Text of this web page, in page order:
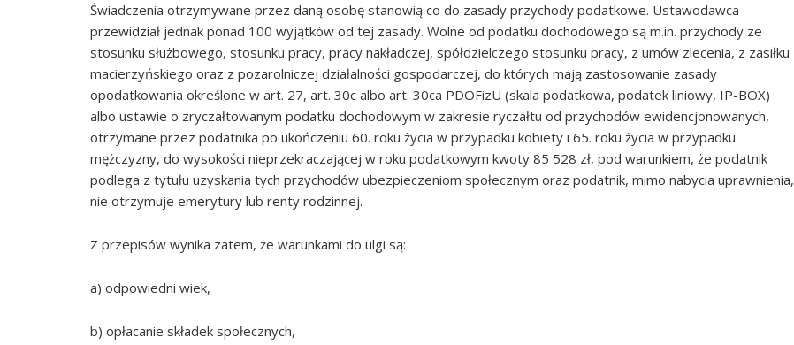
Świadczenia otrzymywane przez daną osobę stanowią co do zasady przychody podatkowe. Ustawodawca
przewidział jednak ponad 100 wyjątków od tej zasady. Wolne od podatku dochodowego są m.in. przychody ze
stosunku służbowego, stosunku pracy, pracy nakładczej, spółdzielczego stosunku pracy, z umów zlecenia, z zasiłku
macierzyńskiego oraz z pozarolniczej działalności gospodarczej, do których mają zastosowanie zasady
opodatkowania określone w art. 27, art. 30c albo art. 30ca PDOFizU (skala podatkowa, podatek liniowy, IP-BOX)
albo ustawie o zryczałtowanym podatku dochodowym w zakresie ryczałtu od przychodów ewidencjonowanych,
otrzymane przez podatnika po ukończeniu 60. roku życia w przypadku kobiety i 65. roku życia w przypadku
mężczyzny, do wysokości nieprzekraczającej w roku podatkowym kwoty 85 528 zł, pod warunkiem, że podatnik
podlega z tytułu uzyskania tych przychodów ubezpieczeniom społecznym oraz podatnik, mimo nabycia uprawnienia,
nie otrzymuje emerytury lub renty rodzinnej.
Z przepisów wynika zatem, że warunkami do ulgi są:
a) odpowiedni wiek,
b) opłacanie składek społecznych,